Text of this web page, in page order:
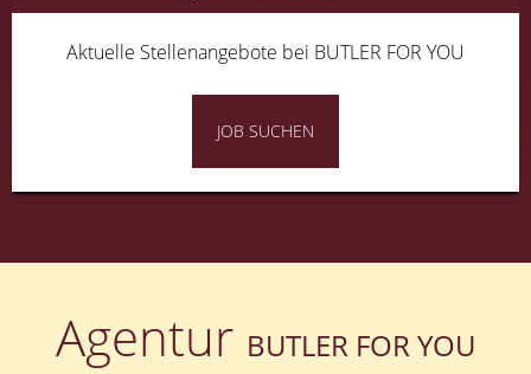
Aktuelle Stellenangebote bei BUTLER FOR YOU
JOB SUCHEN
Agentur BUTLER FOR YOU